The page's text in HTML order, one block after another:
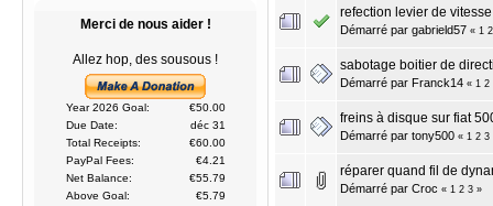
Merci de nous aider !
Allez hop, des sousous !
Year 2026 Goal:
€50.00
Due Date:
déc 31
Total Receipts:
€60.00
PayPal Fees:
€4.21
Net Balance:
€55.79
Above Goal:
€5.79
refection levier de vitesse
Démarré par gabrield57 « 1 2
sabotage boitier de
Démarré par Franck14 « 1 2
freins à disque sur fiat
Démarré par tony500 « 1 2 3
réparer quand fil de
Démarré par Croc « 1 2 3 »